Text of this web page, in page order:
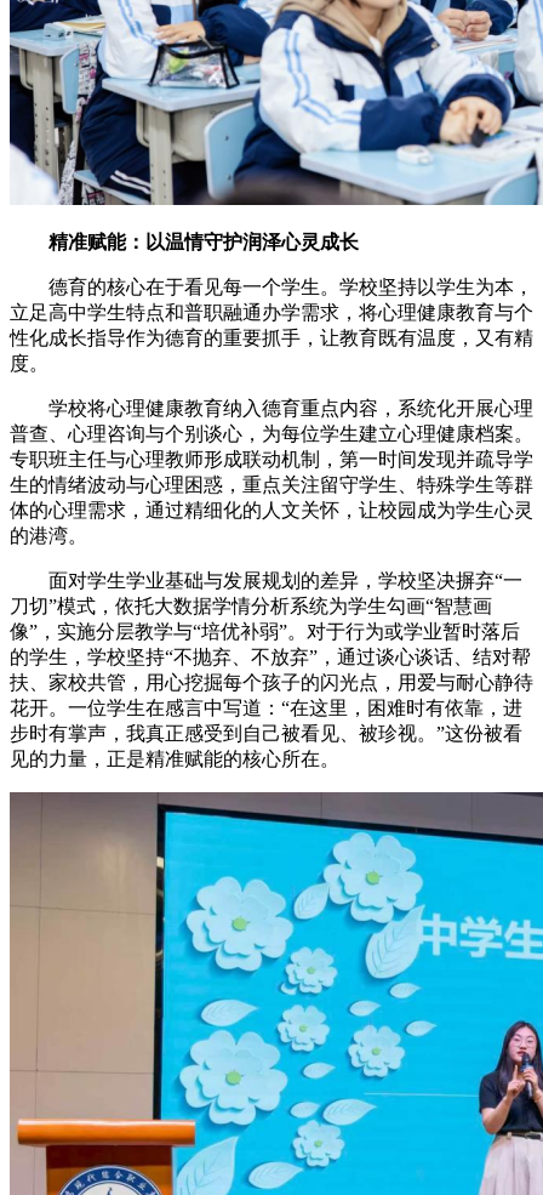
精准赋能：以温情守护润泽心灵成长
德育的核心在于看见每一个学生。学校坚持以学生为本，
立足高中学生特点和普职融通办学需求，将心理健康教育与个
性化成长指导作为德育的重要抓手，让教育既有温度，又有精
度。
学校将心理健康教育纳入德育重点内容，系统化开展心理
普查、心理咨询与个别谈心，为每位学生建立心理健康档案。
专职班主任与心理教师形成联动机制，第一时间发现并疏导学
生的情绪波动与心理困惑，重点关注留守学生、特殊学生等群
体的心理需求，通过精细化的人文关怀，让校园成为学生心灵
的港湾。
面对学生学业基础与发展规划的差异，学校坚决摒弃“一
刀切”模式，依托大数据学情分析系统为学生勾画“智慧画
像”，实施分层教学与“培优补弱”。对于行为或学业暂时落后
的学生，学校坚持“不抛弃、不放弃”，通过谈心谈话、结对帮
扶、家校共管，用心挖掘每个孩子的闪光点，用爱与耐心静待
花开。一位学生在感言中写道：“在这里，困难时有依靠，进
步时有掌声，我真正感受到自己被看见、被珍视。”这份被看
见的力量，正是精准赋能的核心所在。